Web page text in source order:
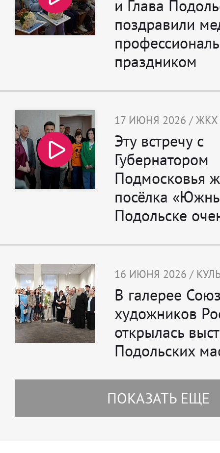
и Глава
поздравили
праздником
17 ИЮНЯ 2026 / ЖКХ
Эту встречу с
Губернатором
Подмосковья
посёлка
Подольске
16 ИЮНЯ 2026 /
В галерее
художников
открылась
Подольских
ПОКАЗАТЬ ЕЩЕ